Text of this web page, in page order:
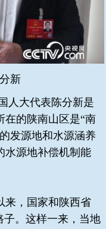
新
人大代表陈分新是
在的陕南山区是“南
发源地和水源涵养
水源地补偿机制能
，国家和陕西省
子。这样一来，当地